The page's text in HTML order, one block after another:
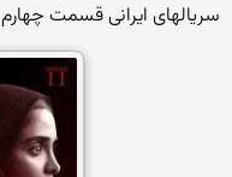
سریالهای ایرانی قسمت چهارم